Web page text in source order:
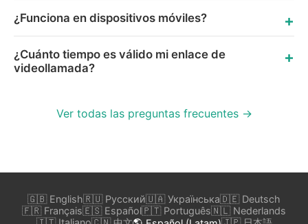
¿Funciona en dispositivos móviles?
¿Cuánto tiempo es válido mi enlace de
videollamada?
Ver todas las preguntas frecuentes →
🇬🇧 English🇷🇺 Русский🇺🇦 Українська🇩🇪 Deutsch
🇫🇷 Français🇪🇸 Español🇵🇹 Português🇳🇱 Nederlands